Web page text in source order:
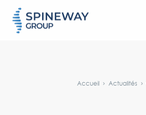
Accueil Actualités